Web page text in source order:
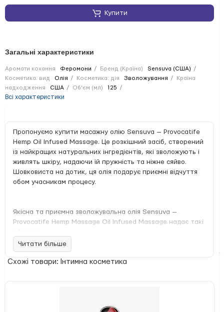
Купити
Загальні характеристики
Аромати кохання Феромони Бренд (Країна)
Sensuva (США)
Косметика: вид
Олія Косметика: дія Зволожування
Країна
надходження
США Об'єм (мл) 125
Всі характеристики
Пропонуємо купити масажну олію Sensuva — Provocatife
Hemp Oil Infused Massage. Це розкішний засіб, створений
із найкращих натуральних інгредієнтів, які зволожують і
живлять шкіру, надаючи їй пружність та ніжне сяйво.
Шовковиста на дотик, ця олія подарує приємні відчуття
обом учасникам процесу.
Якісна та приємна зволожувальна олія Sensuva —
Provocatife Hemp Massage Oil Infused Massage надає такі
глибоко зволожує, дарує нове життя сухій шкірі;
Читати більше
Схожі товари: Інтимна косметика